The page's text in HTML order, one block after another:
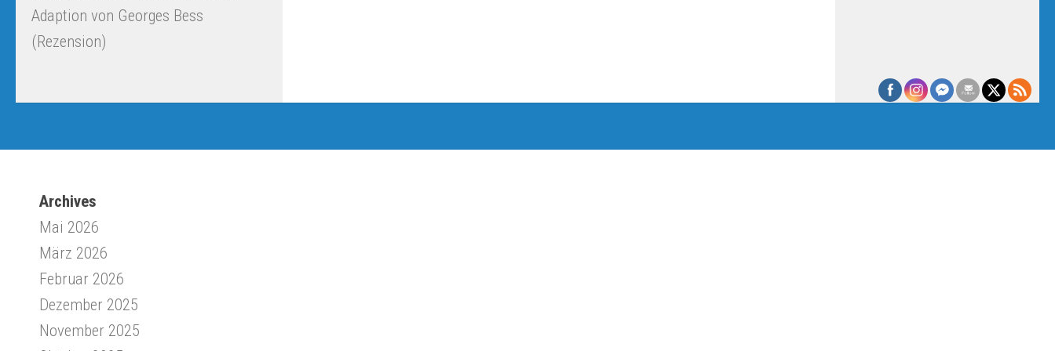
Adaption von Georges Bess
(Rezension)
Archives
Mai 2026
März 2026
Februar 2026
Dezember 2025
November 2025